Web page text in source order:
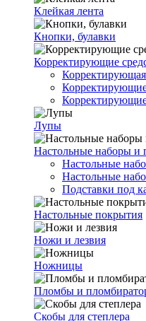
Клейкая лента
Кнопки, булавки
Корректирующие
Лупы
Настольные наборы и
Настольные
Настольные
Подставки под
Настольные покрытия
Ножи и лезвия
Ножницы
Пломбы и
Скобы для степлера